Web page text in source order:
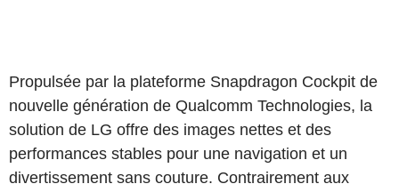
Propulsée par la plateforme Snapdragon Cockpit de
nouvelle génération de Qualcomm Technologies, la
solution de LG offre des images nettes et des
performances stables pour une navigation et un
divertissement sans couture. Contrairement aux